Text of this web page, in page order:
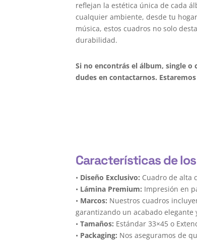
reflejan la estética única de cada
cualquier ambiente, desde tu
música, estos cuadros no solo
durabilidad.
Si no encontrás el álbum, single o
dudes en contactarnos.
Características de
• Diseño Exclusivo: Cuadro de alta
• Lámina Premium: Impresión en
• Marcos: Nuestros cuadros
garantizando un acabado elegante
•Tamaños: Estándar 33×45 o
• Packaging: Nos aseguramos de